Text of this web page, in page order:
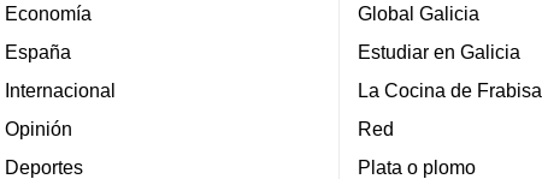
Economía
España
Internacional
Opinión
Deportes
Global Galicia
Estudiar en Galicia
La Cocina de Frabisa
Red
Plata o plomo